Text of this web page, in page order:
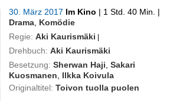
30. März 2017 Im Kino | 1 Std. 40 Min. |
Drama Komödie
Regie: Aki Kaurismäki |
Drehbuch: Aki Kaurismäki
Besetzung: Sherwan Haji ,Sakari
Kuosmanen
Ilkka Koivula
Originaltitel:Toivon tuolla puolen